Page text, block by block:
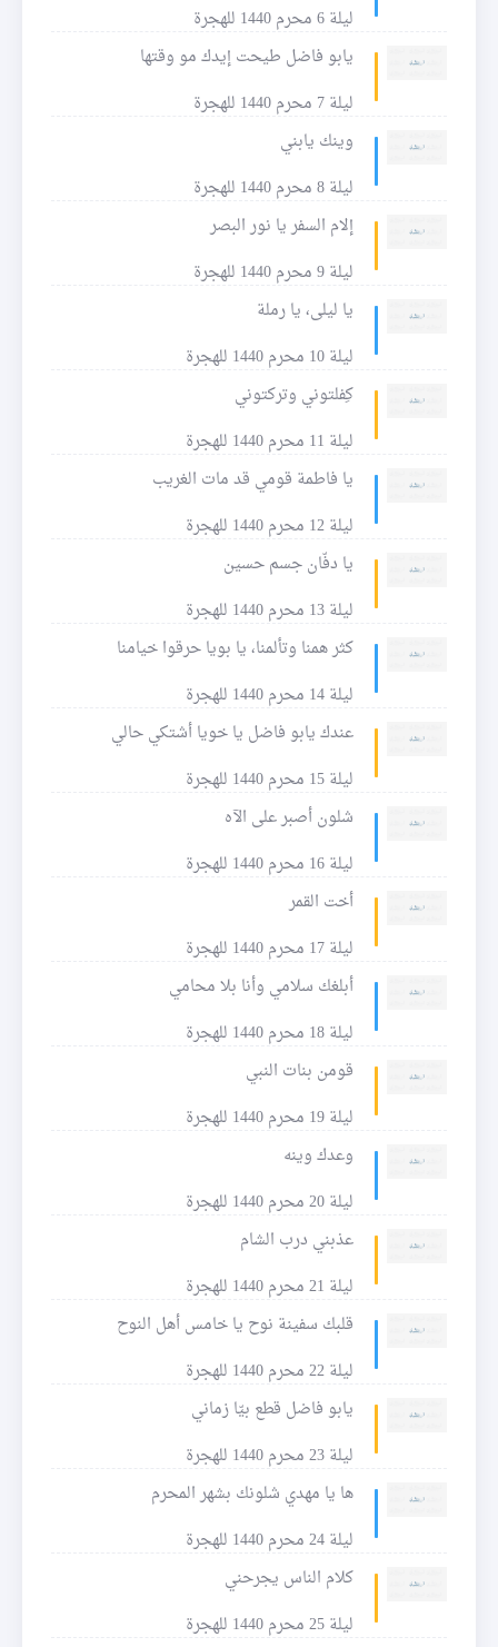
ليلة 6 محرم 1440 للهجرة
يابو فاضل طيحت إيدك مو وقتها
ليلة 7 محرم 1440 للهجرة
وينك يابني
ليلة 8 محرم 1440 للهجرة
إلام السفر يا نور البصر
ليلة 9 محرم 1440 للهجرة
يا ليلى، يا رملة
ليلة 10 محرم 1440 للهجرة
كِفلتوني وتركتوني
ليلة 11 محرم 1440 للهجرة
يا فاطمة قومي قد مات الغريب
ليلة 12 محرم 1440 للهجرة
يا دفّان جسم حسين
ليلة 13 محرم 1440 للهجرة
كثر همنا وتألمنا، يا بويا حرقوا خيامنا
ليلة 14 محرم 1440 للهجرة
عندك يابو فاضل يا خويا أشتكي حالي
ليلة 15 محرم 1440 للهجرة
شلون أصبر على الآه
ليلة 16 محرم 1440 للهجرة
أخت القمر
ليلة 17 محرم 1440 للهجرة
أبلغك سلامي وأنا بلا محامي
ليلة 18 محرم 1440 للهجرة
قومن بنات النبي
ليلة 19 محرم 1440 للهجرة
وعدك وينه
ليلة 20 محرم 1440 للهجرة
عذبني درب الشام
ليلة 21 محرم 1440 للهجرة
قلبك سفينة نوح يا خامس أهل النوح
ليلة 22 محرم 1440 للهجرة
يابو فاضل قطع بيّا زماني
ليلة 23 محرم 1440 للهجرة
ها يا مهدي شلونك بشهر المحرم
ليلة 24 محرم 1440 للهجرة
كلام الناس يجرحني
ليلة 25 محرم 1440 للهجرة